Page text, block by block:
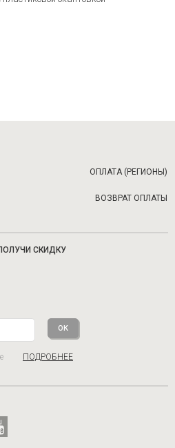
ОПЛАТА (РЕГИОНЫ)
ВОЗВРАТ ОПЛАТЫ
СКИДКУ
ПОДРОБНЕЕ